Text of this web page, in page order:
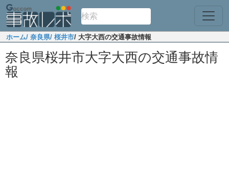
ホーム/ 奈良県/ 桜井市/ 大字大西の交通事故情報
奈良県桜井市大字大西の交通事故情
報